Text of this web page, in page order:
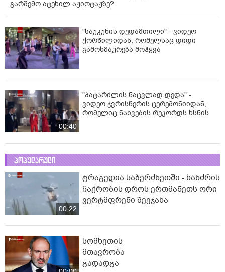
გარშემო ატეხილ აჟიოტაჟზე?
"საუკუნის დედამთილი" - ვიდეო
ქორწილიდან, რომელსაც დიდი
გამოხმაურება მოჰყვა
00:40
"პატარძლის ნაცვლად დედა" -
ვიდეო ჯვრისწერის ცერემონიიდან,
რომელიც ნახვების რეკორდს ხსნის
პოპულარული
00:22
ტრაგედია საბერძნეთში - ხანძრის
ჩაქრობის დროს ერთმანეთს ორი
ვერტმფრენი შეეჯახა
სომხეთის
მთავრობა
გადადგა